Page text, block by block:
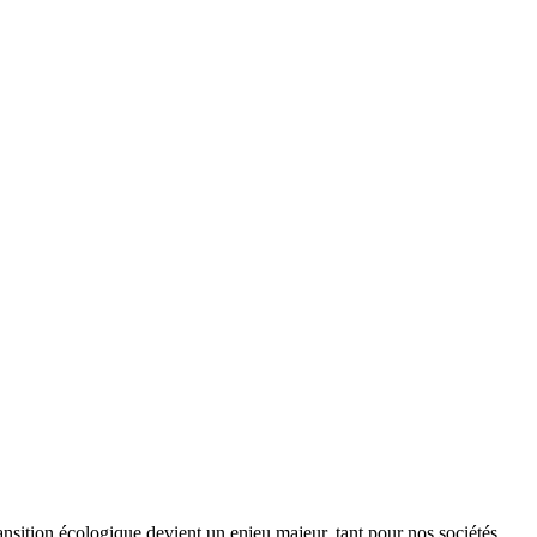
écologique devient un enjeu majeur, tant pour nos sociétés